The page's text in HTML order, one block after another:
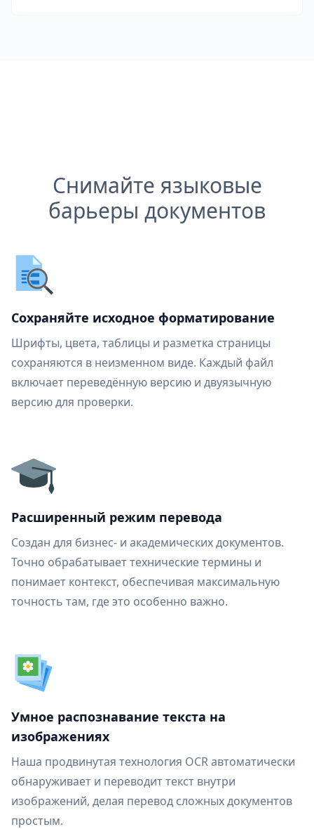
Снимайте языковые
барьеры документов
Сохраняйте исходное форматирование
Шрифты, цвета, таблицы и разметка страницы
сохраняются в неизменном виде. Каждый файл
включает переведённую версию и двуязычную
версию для проверки.
Расширенный режим перевода
Создан для бизнес- и академических документов.
Точно обрабатывает технические термины и
понимает контекст, обеспечивая максимальную
точность там, где это особенно важно.
Умное распознавание текста на
изображениях
Наша продвинутая технология OCR автоматически
обнаруживает и переводит текст внутри
изображений, делая перевод сложных документов
простым.